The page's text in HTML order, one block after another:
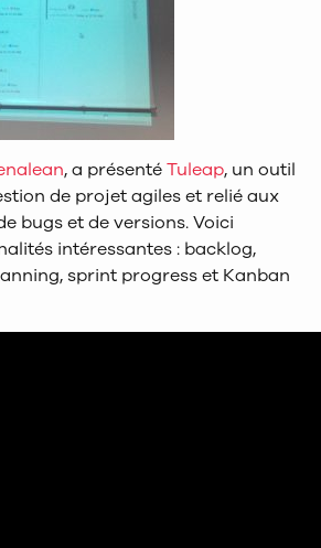
, a présentéTuleap, un outil
de projet agiles et relié aux
bugs et de versions. Voici
intéressantes : backlog,
sprint progress et Kanban